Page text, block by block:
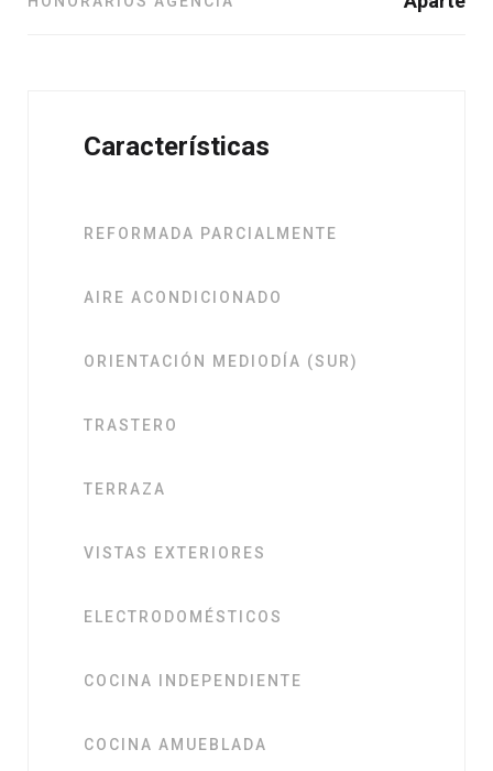
Características
REFORMADA PARCIALMENTE
AIRE ACONDICIONADO
ORIENTACIÓN MEDIODÍA (SUR)
TRASTERO
TERRAZA
VISTAS EXTERIORES
ELECTRODOMÉSTICOS
COCINA INDEPENDIENTE
COCINA AMUEBLADA